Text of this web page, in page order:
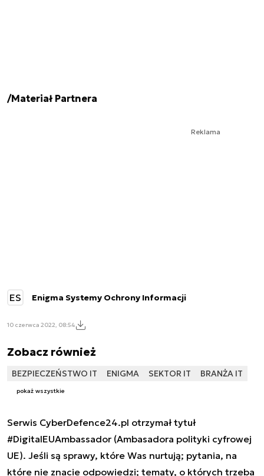
/Materiał Partnera
Reklama
ES Enigma Systemy Ochrony Informacji
10 czerwca 2022, 08:54
Zobacz również
BEZPIECZEŃSTWO IT ENIGMA SEKTOR IT BRANŻA IT
pokaż wszystkie
Serwis CyberDefence24.pl otrzymał tytuł
#DigitalEUAmbassador (Ambasadora polityki cyfrowej
UE). Jeśli są sprawy, które Was nurtują; pytania, na
które nie znacie odpowiedzi; tematy, o których trzeba